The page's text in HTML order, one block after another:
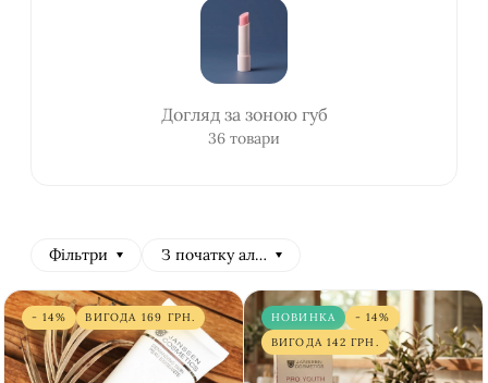
Догляд за зоною губ
36 товари
Фільтри З початку алфавіту
- 14% ВИГОДА 169 ГРН. НОВИНКА
- 14%
ВИГОДА142 ГРН.